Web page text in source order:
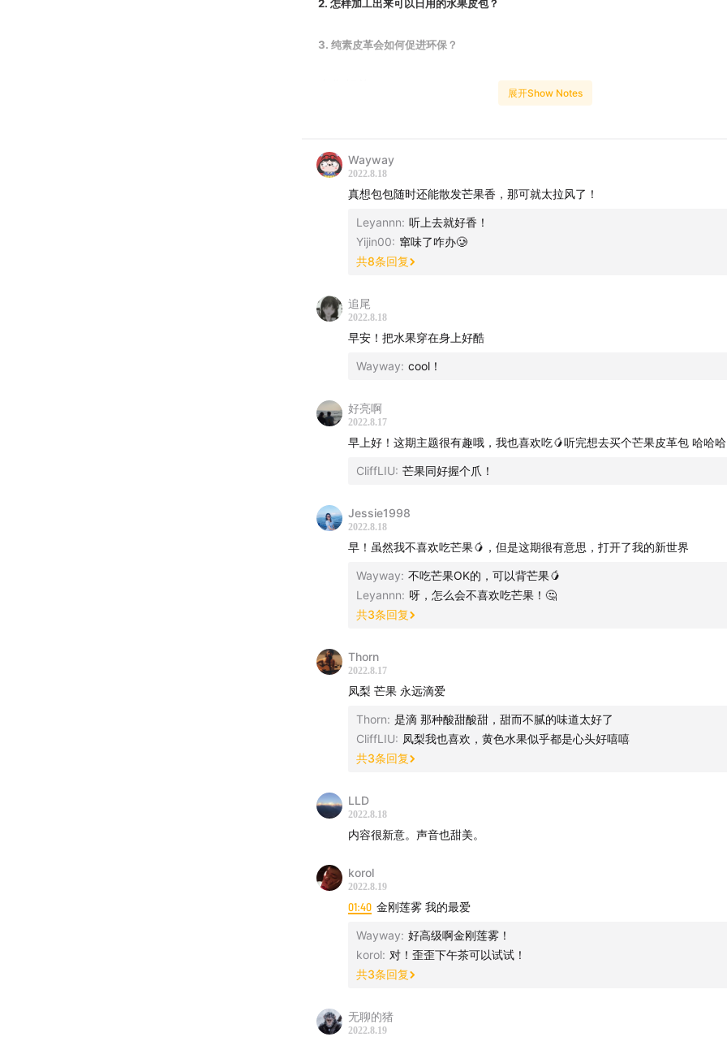
2. 怎样加工出来可以日用的水果皮包？
3. 纯素皮革会如何促进环保？
两个荷兰好兄弟在2015年，成立了一家名叫Fruitleather的公司，直译过来就是“水果
他们主动在当地市场回收水果和蔬菜废料，他们把被丢弃的芒果、橙子、油桃和苹果等水
为原料，选芒果，一是因为芒果的纤维比较多，二是因为荷兰废弃的芒果特别多。
273. 怎样通过纪录片改善女性境遇？| 0817
《放晴早安》第二季全网招商开放中
有意品牌欢迎联系 bd@vistopia.com.cn
展开Show Notes
Wayway
2022.8.18
真想包包随时还能散发芒果香，那可就太拉风了！
Leyannn: 听上去就好香！
Yijin00: 窜味了咋办🥲
共8条回复
追尾
2022.8.18
早安！把水果穿在身上好酷
Wayway: cool！
好亮啊
2022.8.17
早上好！这期主题很有趣哦，我也喜欢吃🥭听完想去买个芒果皮革包 哈哈
CliffLIU: 芒果同好握个爪！
Jessie1998
2022.8.18
早！虽然我不喜欢吃芒果🥭，但是这期很有意思，打开了我的新世界
Wayway: 不吃芒果OK的，可以背芒果🥭
Leyannn: 呀，怎么会不喜欢吃芒果！🤔
共3条回复
Thorn
2022.8.17
凤梨 芒果 永远滴爱
Thorn: 是滴 那种酸甜酸甜，甜而不腻的味道太好了
CliffLIU: 凤梨我也喜欢，黄色水果似乎都是心头好嘻嘻
共3条回复
LLD
2022.8.18
内容很新意。声音也甜美。
korol
2022.8.19
01:40 金刚莲雾 我的最爱
Wayway: 好高级啊金刚莲雾！
korol: 对！歪歪下午茶可以试试！
共3条回复
无聊的猪
2022.8.19